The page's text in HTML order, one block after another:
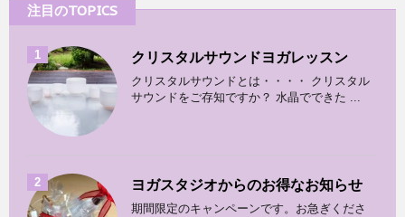
注目のTOPICS
1 クリスタルサウンドヨガレッスン
クリスタルサウンドとは・・・・ クリスタル
サウンドをご存知ですか？ 水晶でできた ...
2 ヨガスタジオからのお得なお知らせ
期間限定のキャンペーンです。お急ぎくださ